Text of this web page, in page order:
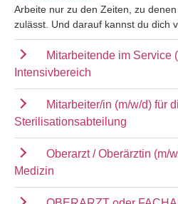
Arbeite nur zu den Zeiten, zu
zulässt. Und darauf kannst du dich
Mitarbeitende im Service
Intensivbereich
Mitarbeiter/in (m/w/d) für
Sterilisationsabteilung
Oberarzt / Oberärztin (m/
Medizin